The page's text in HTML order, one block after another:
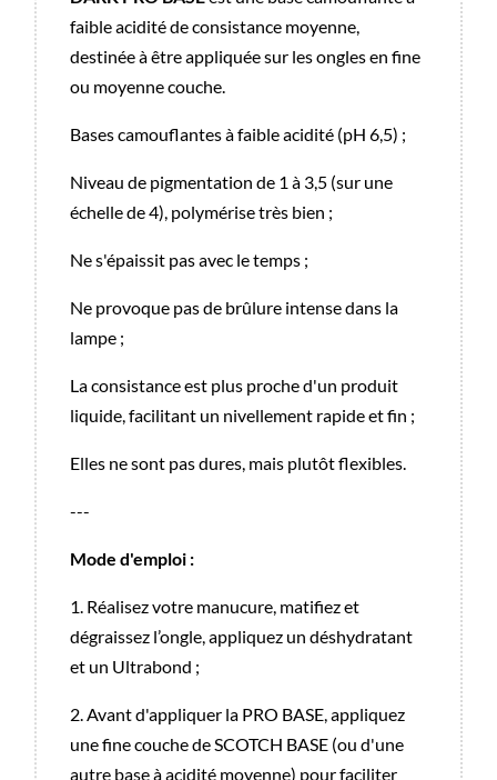
faible acidité de consistance moyenne,
destinée à être appliquée sur les ongles en fine
ou moyenne couche.
Bases camouflantes à faible acidité (pH 6,5) ;
Niveau de pigmentation de 1 à 3,5 (sur une
échelle de 4), polymérise très bien ;
Ne s'épaissit pas avec le temps ;
Ne provoque pas de brûlure intense dans la
lampe ;
La consistance est plus proche d'un produit
liquide, facilitant un nivellement rapide et fin ;
Elles ne sont pas dures, mais plutôt flexibles.
---
Mode d'emploi :
1. Réalisez votre manucure, matifiez et
dégraissez l’ongle, appliquez un déshydratant
et un Ultrabond ;
2. Avant d'appliquer la PRO BASE, appliquez
une fine couche de SCOTCH BASE (ou d'une
autre base à acidité moyenne) pour faciliter